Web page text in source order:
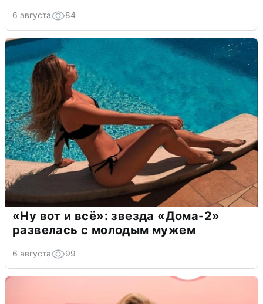
6 августа 84
«Ну вот и всё»: звезда «Дома-2»
развелась с молодым мужем
6 августа 99